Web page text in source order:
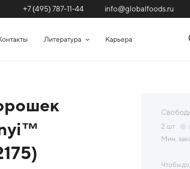
+7 (495) 787-11-44 info@globalfoods.ru
Литература Карьера
2 шт
Мин.
Чтобы